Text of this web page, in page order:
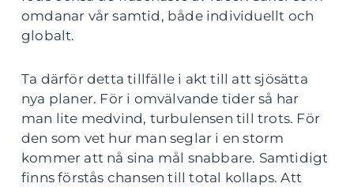
omdanar vår samtid, både individuellt och
globalt.
Ta därför detta tillfälle i akt till att sjösätta
nya planer. För i omvälvande tider så har
man lite medvind, turbulensen till trots. För
den som vet hur man seglar i en storm
kommer att nå sina mål snabbare. Samtidigt
finns förstås chansen till total kollaps. Att